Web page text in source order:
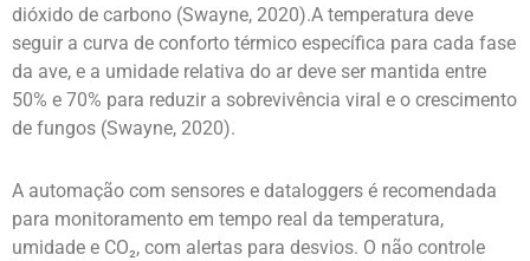
dióxido de carbono (Swayne, 2020).A temperatura deve
seguir a curva de conforto térmico específica para cada fase
da ave, e a umidade relativa do ar deve ser mantida entre
50% e 70% para reduzir a sobrevivência viral e o crescimento
de fungos (Swayne, 2020).
A automação com sensores e dataloggers é recomendada
para monitoramento em tempo real da temperatura,
umidade e CO₂, com alertas para desvios. O não controle